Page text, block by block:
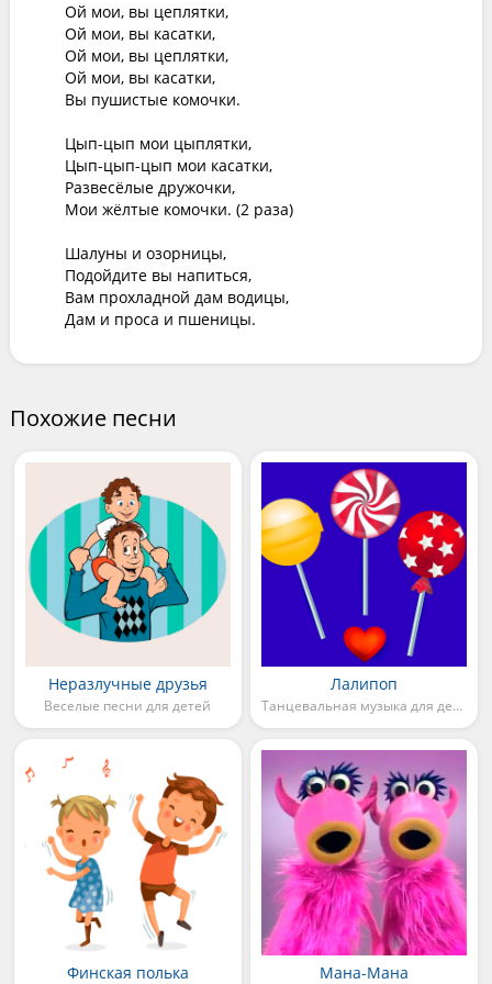
Ой мои, вы цеплятки,
Ой мои, вы касатки,
Ой мои, вы цеплятки,
Ой мои, вы касатки,
Вы пушистые комочки.
Цып-цып мои цыплятки,
Цып-цып-цып мои касатки,
Развесёлые дружочки,
Мои жёлтые комочки. (2 раза)
Шалуны и озорницы,
Подойдите вы напиться,
Вам прохладной дам водицы,
Дам и проса и пшеницы.
Похожие песни
Неразлучные друзья
Веселые песни для детей
Лалипоп
Танцевальная музыка для детей
Финская полька Мана-Мана